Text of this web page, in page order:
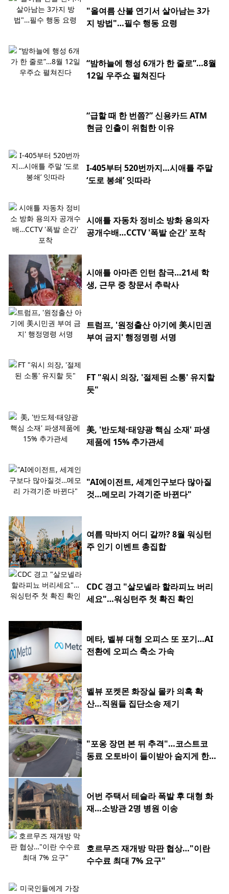
"올여름 산불 연기서 살아남는 3가
지 방법"…필수 행동 요령
“밤하늘에 행성 6개가 한 줄로”…8월
12일 우주쇼 펼쳐진다
“급할 때 한 번쯤?” 신용카드 ATM
현금 인출이 위험한 이유
I-405부터 520번까지…시애틀 주말
‘도로 봉쇄’ 잇따라
시애틀 자동차 정비소 방화 용의자
공개수배…CCTV '폭발 순간' 포착
시애틀 아마존 인턴 참극…21세 학
생, 근무 중 창문서 추락사
트럼프, '원정출산 아기에 美시민권
부여 금지' 행정명령 서명
FT "워시 의장, '절제된 소통' 유지할
듯"
美, '반도체·태양광 핵심 소재' 파생
제품에 15% 추가관세
"AI에이전트, 세계인구보다 많아질
것…메모리 가격기준 바뀐다"
여름 막바지 어디 갈까? 8월 워싱턴
주 인기 이벤트 총집합
CDC 경고 "살모넬라 할라피뇨 버리
세요"…워싱턴주 첫 확진 확인
메타, 벨뷰 대형 오피스 또 포기…AI
전환에 오피스 축소 가속
벨뷰 포켓몬 화장실 몰카 의혹 확
산…직원들 집단소송 제기
"포옹 장면 본 뒤 추격"…코스트코
동료 오토바이 들이받아 숨지게 한 2
어번 주택서 테슬라 폭발 후 대형 화
재…소방관 2명 병원 이송
호르무즈 재개방 막판 협상…"이란
수수료 최대 7% 요구"